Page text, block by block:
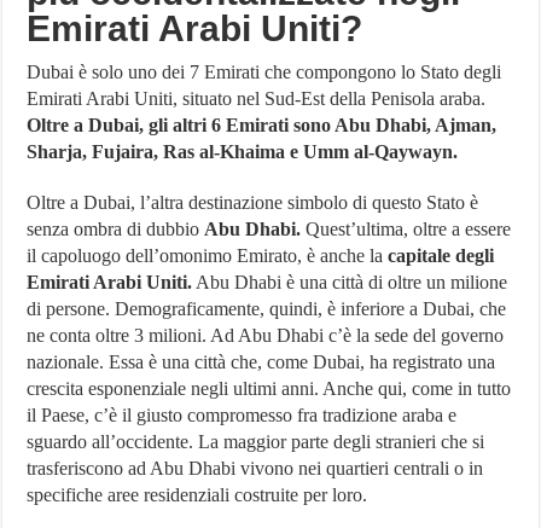
Emirati Arabi Uniti?
Dubai è solo uno dei 7 Emirati che compongono lo Stato degli
Emirati Arabi Uniti, situato nel Sud-Est della Penisola araba.
Oltre a Dubai, gli altri 6 Emirati sono Abu Dhabi, Ajman,
Sharja, Fujaira, Ras al-Khaima e Umm al-Qaywayn.
Oltre a Dubai, l’altra destinazione simbolo di questo Stato è
senza ombra di dubbioAbu Dhabi. Quest’ultima, oltre a essere
il capoluogo dell’omonimo Emirato, è anche lacapitale degli
Emirati Arabi Uniti.Abu Dhabi è una città di oltre un milione
di persone. Demograficamente, quindi, è inferiore a Dubai, che
ne conta oltre 3 milioni. Ad Abu Dhabi c’è la sede del governo
nazionale. Essa è una città che, come Dubai, ha registrato una
crescita esponenziale negli ultimi anni. Anche qui, come in tutto
il Paese, c’è il giusto compromesso fra tradizione araba e
sguardo all’occidente. La maggior parte degli stranieri che si
trasferiscono ad Abu Dhabi vivono nei quartieri centrali o in
specifiche aree residenziali costruite per loro.